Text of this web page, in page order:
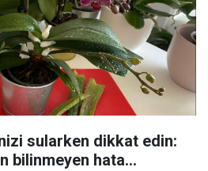
sularken dikkat edin:
bilinmeyen hata...